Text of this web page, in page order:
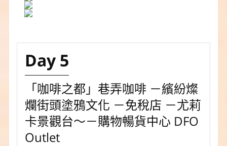
Day 5
「咖啡之都」巷弄咖啡 －繽紛燦
爛街頭塗鴉文化 －免稅店 －尤莉
卡景觀台～－購物暢貨中心 DFO
Outlet